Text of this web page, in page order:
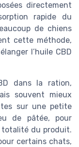
directement
rapide du
de chiens
cette méthode,
l’huile CBD
dans la ration,
souvent mieux
sur une petite
de pâtée, pour
totalité du produit.
certains chats,